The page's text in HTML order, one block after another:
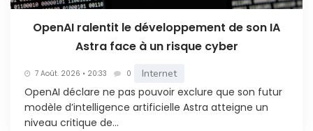
OpenAI ralentit le développement de son IA
Astra face à un risque cyber
7 Août. 2026 • 20:33 0 Internet
OpenAI déclare ne pas pouvoir exclure que son futur
modèle d’intelligence artificielle Astra atteigne un
niveau critique de...